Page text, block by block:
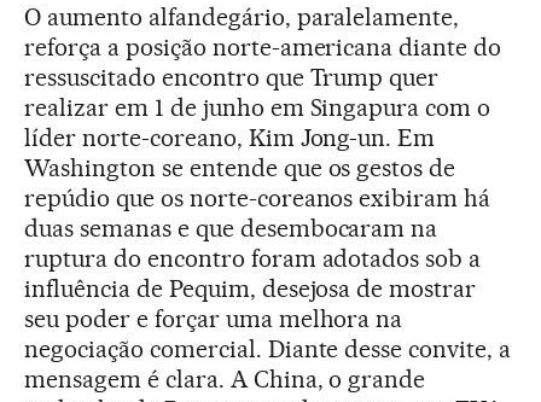
O aumento alfandegário, paralelamente,
reforça a posição norte-americana diante do
ressuscitado encontro que Trump quer
realizar em 1 de junho em Singapura com o
líder norte-coreano, Kim Jong-un. Em
Washington se entende que os gestos de
repúdio que os norte-coreanos exibiram há
duas semanas e que desembocaram na
ruptura do encontro foram adotados sob a
influência de Pequim, desejosa de mostrar
seu poder e forçar uma melhora na
negociação comercial. Diante desse convite, a
mensagem é clara. A China, o grande